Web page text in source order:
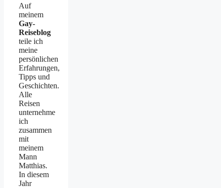
Auf
meinem
Gay-
Reiseblog
teile ich
meine
persönlichen
Erfahrungen,
Tipps und
Geschichten.
Alle
Reisen
unternehme
ich
zusammen
mit
meinem
Mann
Matthias.
In diesem
Jahr